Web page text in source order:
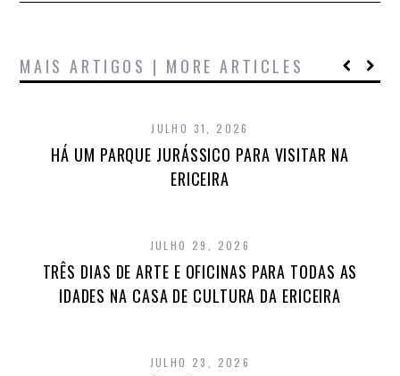
MAIS ARTIGOS | MORE ARTICLES
JULHO 31, 2026
HÁ UM PARQUE JURÁSSICO PARA VISITAR NA
ERICEIRA
JULHO 29, 2026
TRÊS DIAS DE ARTE E OFICINAS PARA TODAS AS
IDADES NA CASA DE CULTURA DA ERICEIRA
JULHO 23, 2026